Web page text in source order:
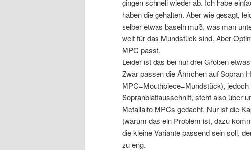
gingen schnell wieder ab. Ich habe
haben die gehalten. Aber wie gesagt,
selber etwas baseln muß, was man
weit für das Mundstück sind. Aber
MPC passt.
Leider ist das bei nur drei Größen
Zwar passen die Ärmchen auf Sopran
MPC=Mouthpiece=Mundstück),
Sopranblattausschnitt, steht also über
Metallalto MPCs gedacht. Nur ist die
(warum das ein Problem ist, dazu
die kleine Variante passend sein soll,
zu eng.